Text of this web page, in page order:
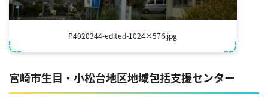
P4020344-edited-1024×576.jpg
宮崎市⽣⽬・⼩松台地区地域包括⽀援センター